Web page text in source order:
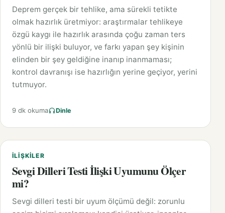
Deprem gerçek bir tehlike, ama sürekli tetikte
olmak hazırlık üretmiyor: araştırmalar tehlikeye
özgü kaygı ile hazırlık arasında çoğu zaman ters
yönlü bir ilişki buluyor, ve farkı yapan şey kişinin
elinden bir şey geldiğine inanıp inanmaması;
kontrol davranışı ise hazırlığın yerine geçiyor, yerini
tutmuyor.
9 dk okuma Dinle
İLIŞKILER
Sevgi Dilleri Testi İlişki Uyumunu Ölçer
mi?
Sevgi dilleri testi bir uyum ölçümü değil: zorunlu